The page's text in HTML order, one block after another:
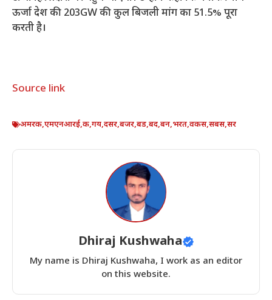
ऊर्जा देश की 203GW की कुल बिजली मांग का 51.5% पूरा
करती है।
Source link
अमरक,एमएनआरई,क,गय,दसर,बजर,बड,बद,बन,भरत,वकस,सबस,सर
Dhiraj Kushwaha
My name is Dhiraj Kushwaha, I work as an editor
on this website.